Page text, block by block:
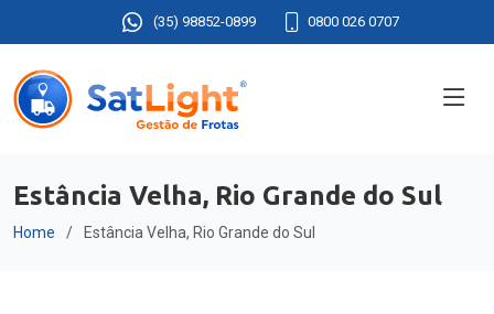
(35) 98852-0899 0800 026 0707
Estância Velha, Rio Grande do Sul
Home Estância Velha, Rio Grande do Sul